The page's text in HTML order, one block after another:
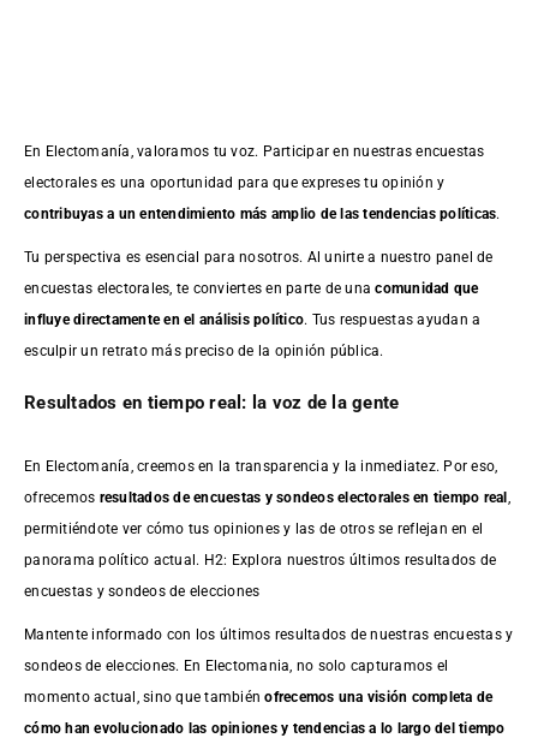
En Electomanía, valoramos tu voz. Participar en nuestras encuestas
electorales es una oportunidad para que expreses tu opinión y
contribuyas a un entendimiento más amplio de las tendencias políticas.
Tu perspectiva es esencial para nosotros. Al unirte a nuestro panel de
encuestas electorales, te conviertes en parte de unacomunidad que
influye directamente en el análisis político. Tus respuestas ayudan a
esculpir un retrato más preciso de la opinión pública.
Resultados en tiempo real: la voz de la gente
En Electomanía, creemos en la transparencia y la inmediatez. Por eso,
ofrecemos resultados deencuestas y sondeos electorales en tiempo real
permitiéndote ver cómo tus opiniones y las de otros se reflejan en el
panorama político actual. H2: Explora nuestros últimos resultados de
encuestas y sondeos de elecciones
Mantente informado con los últimos resultados de nuestras encuestasy
sondeos de elecciones. En Electomania, no solo capturamos el
momento actual, sino que tambiénofrecemos una visión completa de
cómo han evolucionado las opiniones y tendencias a lo largo del tiempo